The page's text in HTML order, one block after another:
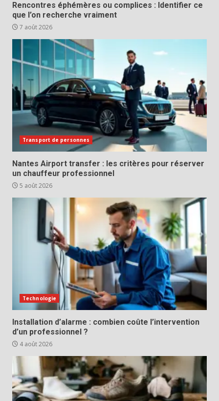
Rencontres éphémères ou complices : Identifier ce
que l’on recherche vraiment
7 août 2026
Transport de personnes
Nantes Airport transfer : les critères pour réserver
un chauffeur professionnel
5 août 2026
Technologie
Installation d’alarme : combien coûte l’intervention
d’un professionnel ?
4 août 2026